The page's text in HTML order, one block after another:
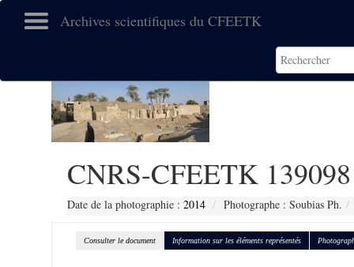
Archives scientifiques du CFEETK
CNRS-CFEETK 139098
Date de la photographie : 2014 Photographe : Soubias Ph.
Consulter le document Information sur les éléments représentés